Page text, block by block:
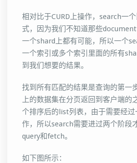
相对比于CURD上操作，search一
式，因为我们不知道那些
一个shard上都有可能，所以一个
一个索引或多个索引里面的所有
到我们想要的结果。
找到所有匹配的结果是查询的第一
上的数据集在分页返回到客户端的
个排序后的list列表，由于需要经
作，所以search需要进过两个阶段
query和fetch。
如下图所示：